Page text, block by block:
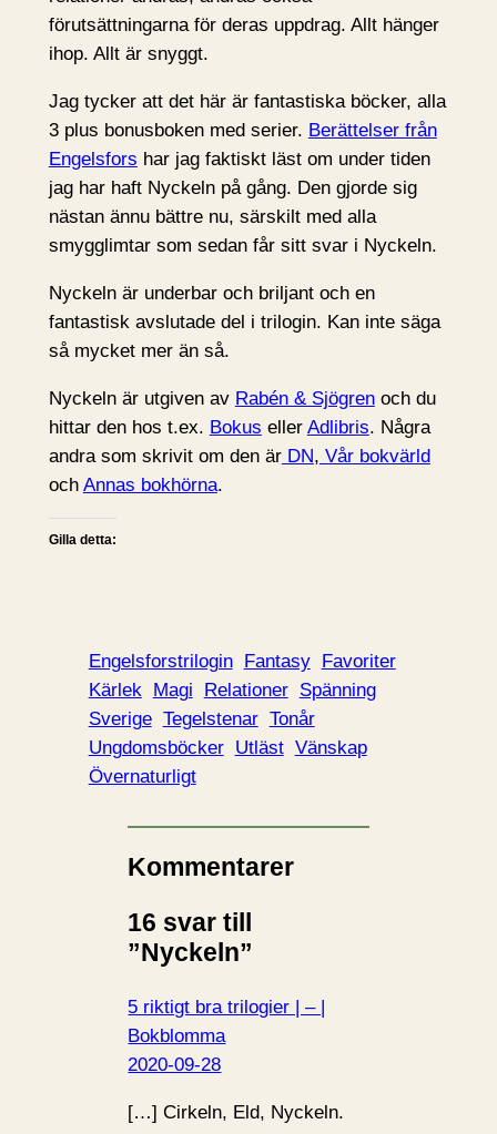
förutsättningarna för deras uppdrag. Allt hänger
ihop. Allt är snyggt.
Jag tycker att det här är fantastiska böcker, alla
3 plus bonusboken med serier. Berättelser från
Engelsfors har jag faktiskt läst om under tiden
jag har haft Nyckeln på gång. Den gjorde sig
nästan ännu bättre nu, särskilt med alla
smygglimtar som sedan får sitt svar i Nyckeln.
Nyckeln är underbar och briljant och en
fantastisk avslutade del i trilogin. Kan inte säga
så mycket mer än så.
Nyckeln är utgiven av Rabén & Sjögrenoch du
hittar den hos t.ex. Bokus eller Adlibris. Några
andra som skrivit om den ärDN, Vår bokvärld
och Annas bokhörna.
Gilla detta:
Engelsforstrilogin Fantasy Favoriter
Kärlek Magi Relationer Spänning
Sverige Tegelstenar Tonår
Ungdomsböcker Utläst Vänskap
Övernaturligt
Kommentarer
16 svar till
”Nyckeln”
5 riktigt bra trilogier | – |
Bokblomma
2020-09-28
[…] Cirkeln, Eld, Nyckeln.